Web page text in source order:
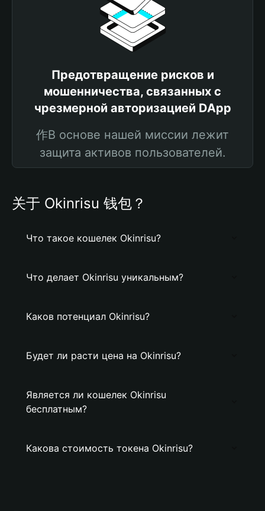
Предотвращение рисков и
мошенничества, связанных с
чрезмерной авторизацией DApp
作В основе нашей миссии лежит
защита активов пользователей.
关于 Okinrisu 钱包？
Что такое кошелек Okinrisu?
Что делает Okinrisu уникальным?
Каков потенциал Okinrisu?
Будет ли расти цена на Okinrisu?
Является ли кошелек Okinrisu
бесплатным?
Какова стоимость токена Okinrisu?